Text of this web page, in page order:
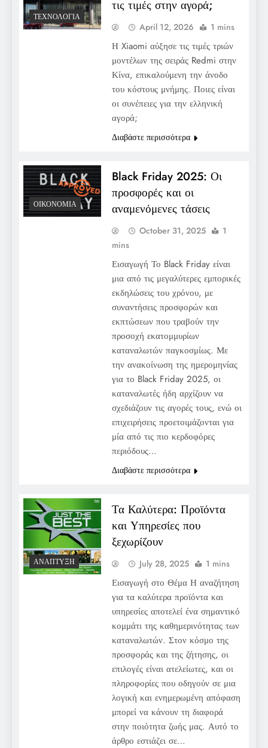
ΤΕΧΝΟΛΟΓΊΑ
τις τιμές στην αγορά;
April 12, 2026 1 mins
Η Xiaomi αύξησε τις τιμές τριών
μοντέλων της σειράς Redmi στην
Κίνα, επικαλούμενη την άνοδο
του κόστους μνήμης. Ποιες είναι
οι συνέπειες για την ελληνική
αγορά;
Διαβάστε περισσότερα
ΟΙΚΟΝΟΜΊΑ
Black Friday 2025: Οι
προσφορές και οι
αναμενόμενες τάσεις
October 31, 2025
1
mins
Εισαγωγή Το Black Friday είναι
μια από τις μεγαλύτερες εμπορικές
εκδηλώσεις του χρόνου, με
συναντήσεις προσφορών και
εκπτώσεων που τραβούν την
προσοχή εκατομμυρίων
καταναλωτών παγκοσμίως. Με
την ανακοίνωση της ημερομηνίας
για το Black Friday 2025, οι
καταναλωτές ήδη αρχίζουν να
σχεδιάζουν τις αγορές τους, ενώ οι
επιχειρήσεις προετοιμάζονται για
μία από τις πιο κερδοφόρες
περιόδους…
Διαβάστε περισσότερα
ΑΝΆΠΤΥΞΗ
Τα Καλύτερα: Προϊόντα
και Υπηρεσίες που
ξεχωρίζουν
July 28, 2025 1 mins
Εισαγωγή στο Θέμα Η αναζήτηση
για τα καλύτερα προϊόντα και
υπηρεσίες αποτελεί ένα σημαντικό
κομμάτι της καθημερινότητας των
καταναλωτών. Στον κόσμο της
προσφοράς και της ζήτησης, οι
επιλογές είναι ατελείωτες, και οι
πληροφορίες που οδηγούν σε μια
λογική και ενημερωμένη απόφαση
μπορεί να κάνουν τη διαφορά
στην ποιότητα ζωής μας. Αυτό το
άρθρο εστιάζει σε…